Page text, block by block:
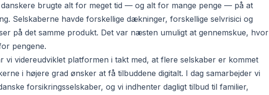
danskere brugte alt for meget tid — og alt for mange penge — på at
Selskaberne havde forskellige dækninger, forskellige selvrisici og
på det samme produkt. Det var næsten umuligt at gennemskue, hvor
pengene.
vi videreudviklet platformen i takt med, at flere selskaber er kommet
i højere grad ønsker at få tilbuddene digitalt. I dag samarbejder vi
forsikringsselskaber, og vi indhenter dagligt tilbud til familier,